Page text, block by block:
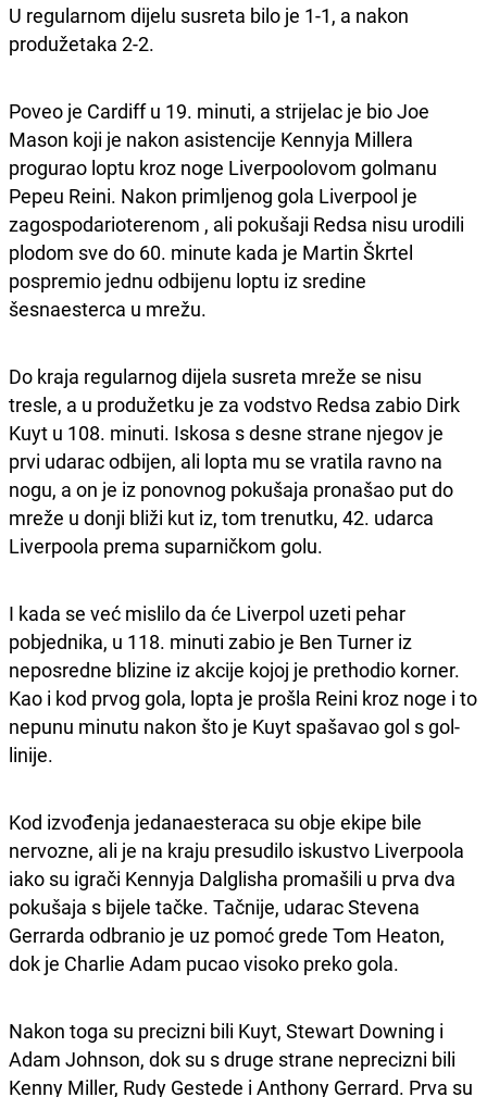
U regularnom dijelu susreta bilo je 1-1, a nakon
produžetaka 2-2.
Poveo je Cardiff u 19. minuti, a strijelac je bio Joe
Mason koji je nakon asistencije Kennyja Millera
progurao loptu kroz noge Liverpoolovom golmanu
Pepeu Reini. Nakon primljenog gola Liverpool je
zagospodarioterenom , ali pokušaji Redsa nisu urodili
plodom sve do 60. minute kada je Martin Škrtel
pospremio jednu odbijenu loptu iz sredine
šesnaesterca u mrežu.
Do kraja regularnog dijela susreta mreže se nisu
tresle, a u produžetku je za vodstvo Redsa zabio Dirk
Kuyt u 108. minuti. Iskosa s desne strane njegov je
prvi udarac odbijen, ali lopta mu se vratila ravno na
nogu, a on je iz ponovnog pokušaja pronašao put do
mreže u donji bliži kut iz, tom trenutku, 42. udarca
Liverpoola prema suparničkom golu.
I kada se već mislilo da će Liverpol uzeti pehar
pobjednika, u 118. minuti zabio je Ben Turner iz
neposredne blizine iz akcije kojoj je prethodio korner.
Kao i kod prvog gola, lopta je prošla Reini kroz noge i to
nepunu minutu nakon što je Kuyt spašavao gol s gol-
linije.
Kod izvođenja jedanaesteraca su obje ekipe bile
nervozne, ali je na kraju presudilo iskustvo Liverpoola
iako su igrači Kennyja Dalglisha promašili u prva dva
pokušaja s bijele tačke. Tačnije, udarac Stevena
Gerrarda odbranio je uz pomoć grede Tom Heaton,
dok je Charlie Adam pucao visoko preko gola.
Nakon toga su precizni bili Kuyt, Stewart Downing i
Adam Johnson, dok su s druge strane neprecizni bili
Kenny Miller, Rudy Gestede i Anthony Gerrard. Prva su